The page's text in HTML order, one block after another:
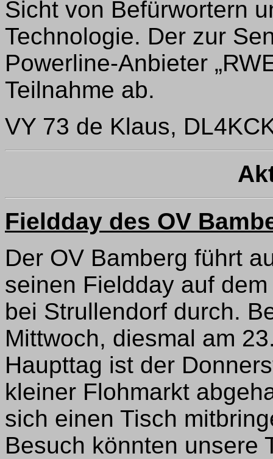
Sicht von Befürwortern
Technologie. Der zur
Powerline-Anbieter
Teilnahme ab.
VY 73 de Klaus,
Fieldday des OV
Der OV Bamberg führt
seinen Fieldday auf
bei Strullendorf durch.
Mittwoch, diesmal am
Haupttag ist der
kleiner Flohmarkt
sich einen Tisch
Besuch könnten unsere